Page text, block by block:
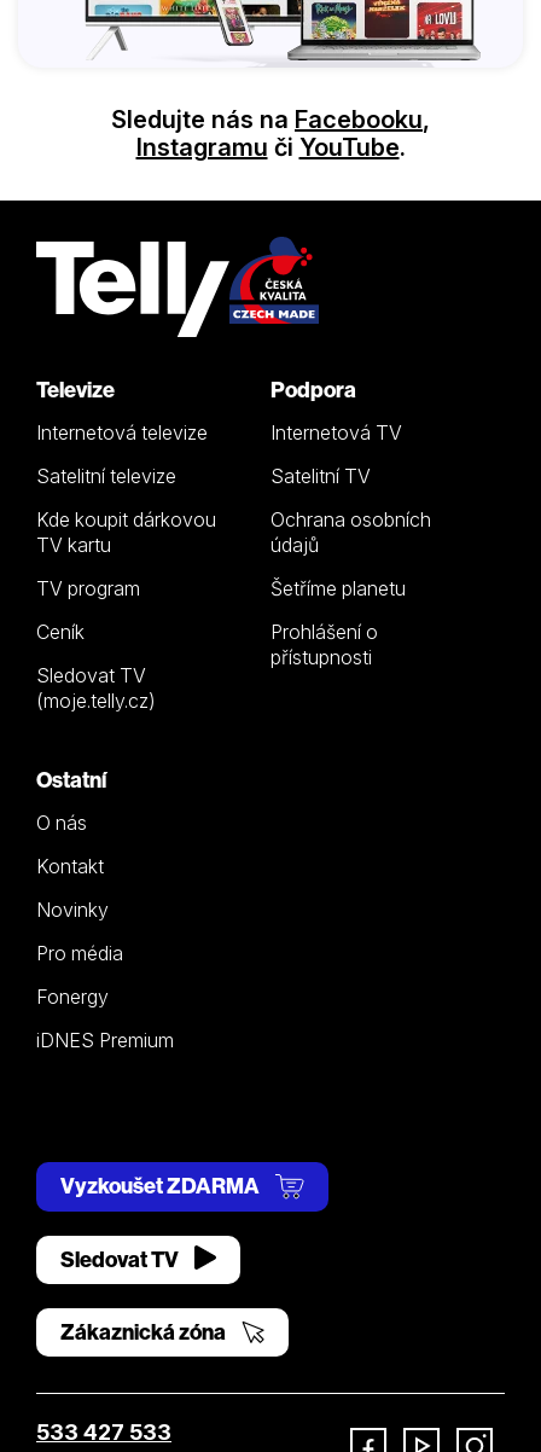
Sledujte nás na Facebooku,
Instagramu či YouTube.
Televize
Internetová televize
Satelitní televize
Kde koupit dárkovou
TV kartu
TV program
Ceník
Sledovat TV
(moje.telly.cz)
Podpora
Internetová TV
Satelitní TV
Ochrana osobních
údajů
Šetříme planetu
Prohlášení o
přístupnosti
Ostatní
O nás
Kontakt
Novinky
Pro média
Fonergy
iDNES Premium
Vyzkoušet ZDARMA
Sledovat TV
Zákaznická zóna
533 427 533